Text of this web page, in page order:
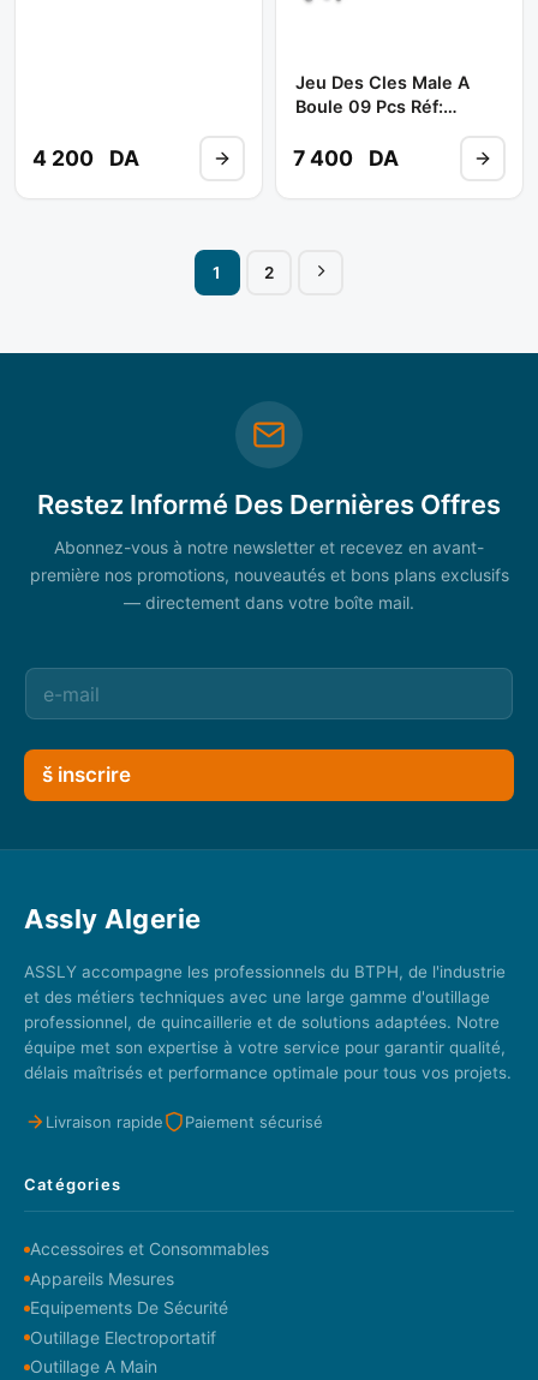
4 200 DA
Jeu Des Cles Male A
Boule 09 Pcs Réf:
GAAL0926 ** TOPTUL
7 400 DA
1 2
Restez Informé Des Dernières Offres
Abonnez-vous à notre newsletter et recevez en avant-
première nos promotions, nouveautés et bons plans exclusifs
— directement dans votre boîte mail.
š inscrire
Assly Algerie
ASSLY accompagne les professionnels du BTPH, de l'industrie
et des métiers techniques avec une large gamme d'outillage
professionnel, de quincaillerie et de solutions adaptées. Notre
équipe met son expertise à votre service pour garantir qualité,
délais maîtrisés et performance optimale pour tous vos projets.
Livraison rapide Paiement sécurisé
Catégories
Accessoires et Consommables
Appareils Mesures
Equipements De Sécurité
Outillage Electroportatif
Outillage A Main